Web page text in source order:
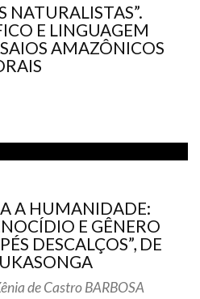
NATURALISTAS”.
E LINGUAGEM
AMAZÔNICOS
A HUMANIDADE:
E GÊNERO
DESCALÇOS”, DE
de Castro BARBOSA